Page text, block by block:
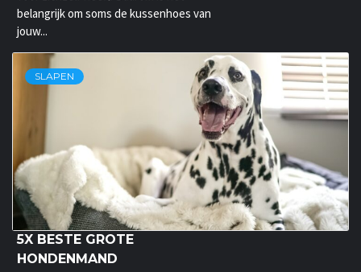
belangrijk om soms de kussenhoes van
jouw...
SLAPEN
5X BESTE GROTE
HONDENMAND